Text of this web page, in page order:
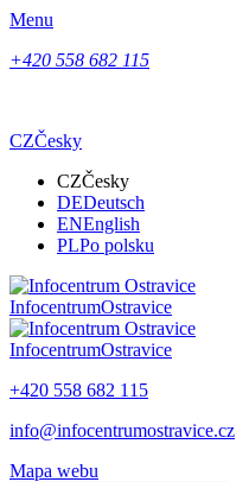
Menu
+420 558 682 115
CZČesky
CZČesky
DEDeutsch
ENEnglish
PLPo polsku
InfocentrumOstravice
InfocentrumOstravice
+420 558 682 115
info@infocentrumostravice.cz
Mapa webu